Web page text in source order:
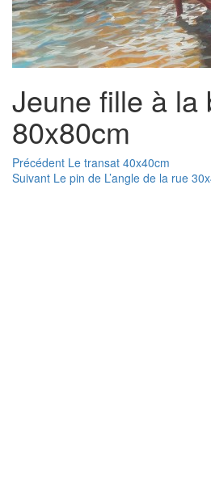
Jeune fille à la
80x80cm
Navigation
de
Précédent Article
précédent :
Le transat 40x40cm
Suivant Article
Le pin de L’angle de la rue